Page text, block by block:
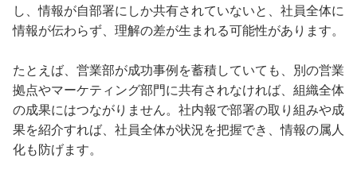
し、情報が自部署にしか共有されていないと、社員全体に
情報が伝わらず、理解の差が生まれる可能性があります。
たとえば、営業部が成功事例を蓄積していても、別の営業
拠点やマーケティング部門に共有されなければ、組織全体
の成果にはつながりません。社内報で部署の取り組みや成
果を紹介すれば、社員全体が状況を把握でき、情報の属人
化も防げます。